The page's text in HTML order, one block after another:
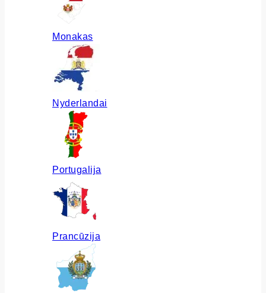
Monakas
Nyderlandai
Portugalija
Prancūzija